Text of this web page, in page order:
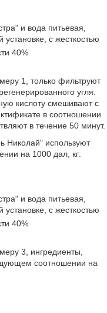
и вода питьевая,
с жесткостью
40%
1, только фильтруют
угля.
кислоту смешивают с
в соотношении
в течение 50 минут.
Николай" используют
на 1000 дал, кг:
и вода питьевая,
с жесткостью
40%
3, ингредиенты,
соотношении на